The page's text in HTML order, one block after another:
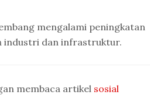
mengalami peningkatan
industri dan infrastruktur.
membaca artikel sosial